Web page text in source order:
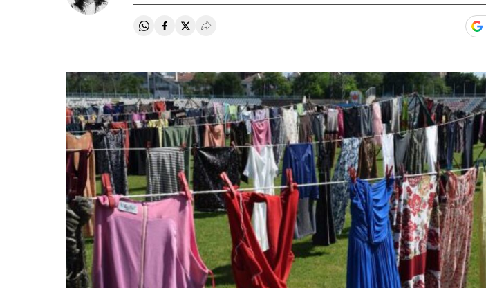
Compartir en Whatsapp
Compartir en Facebook
Compartir en Twitter
Desplegar Redes Sociales